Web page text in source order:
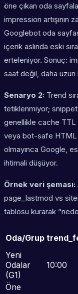
öne çıkan oda
impression artışının
Googlebot oda
içerik aslında eski
erteleniyor. Sonuç:
saat değil, daha
Senaryo 2: Trend
tetiklenmiyor;
genellikle cache
veya bot-safe HTML
olmayınca Google,
ihtimali düşüyor.
Örnek veri şeması:
page_lastmod vs
tablosu kurarak
Oda/Grup
Yeni
Odalar
(G1)
10:00
Öne